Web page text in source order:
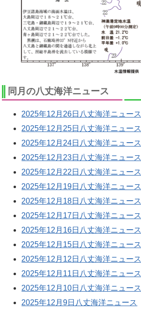
同月の八丈海洋ニュース
2025年12月26日八丈海洋ニュース
2025年12月25日八丈海洋ニュース
2025年12月24日八丈海洋ニュース
2025年12月23日八丈海洋ニュース
2025年12月22日八丈海洋ニュース
2025年12月19日八丈海洋ニュース
2025年12月18日八丈海洋ニュース
2025年12月17日八丈海洋ニュース
2025年12月16日八丈海洋ニュース
2025年12月15日八丈海洋ニュース
2025年12月12日八丈海洋ニュース
2025年12月11日八丈海洋ニュース
2025年12月10日八丈海洋ニュース
2025年12月9日八丈海洋ニュース